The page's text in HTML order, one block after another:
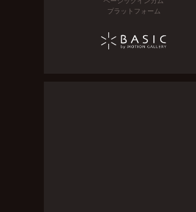
プラットフォーム